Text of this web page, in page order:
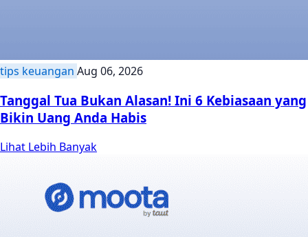
tips keuangan Aug 06, 2026
Tanggal Tua Bukan Alasan! Ini 6 Kebiasaan yang
Bikin Uang Anda Habis
Lihat Lebih Banyak